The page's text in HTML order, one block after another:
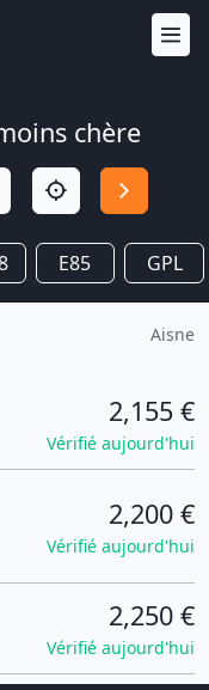
chère
E85 GPL
Aisne
2,155 €
Vérifié aujourd'hui
2,200 €
Vérifié aujourd'hui
2,250 €
Vérifié aujourd'hui